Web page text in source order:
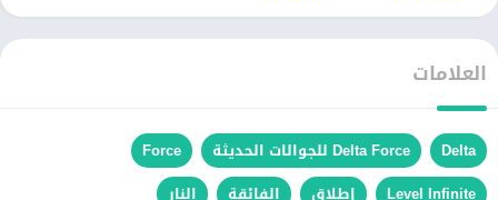
العلامات
Delta Delta Force للجوالات الحديثة
Force
Level Infinite
إطلاق الفائقة النار